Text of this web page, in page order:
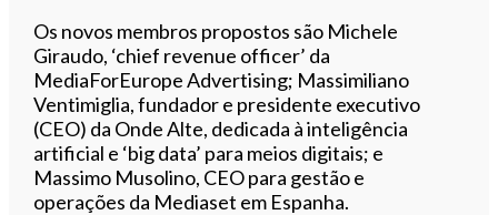
Os novos membros propostos são Michele
Giraudo, ‘chief revenue officer’ da
MediaForEurope Advertising; Massimiliano
Ventimiglia, fundador e presidente executivo
(CEO) da Onde Alte, dedicada à inteligência
artificial e ‘big data’ para meios digitais; e
Massimo Musolino, CEO para gestão e
operações da Mediaset em Espanha.